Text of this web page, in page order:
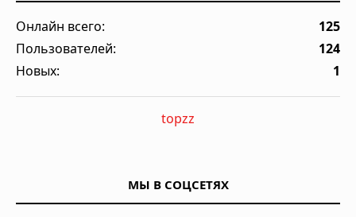
Онлайн всего:
125
Пользователей:
124
Новых:
1
topzz
МЫ В СОЦСЕТЯХ